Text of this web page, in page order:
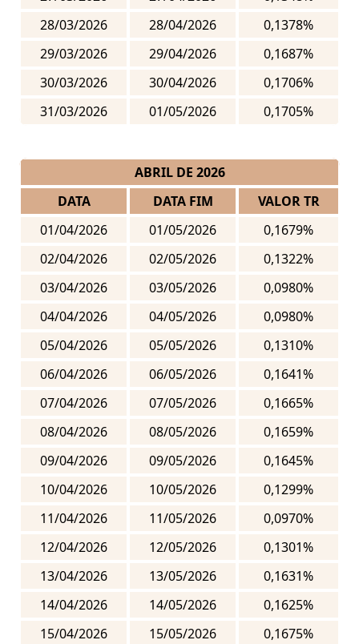
28/03/2026
28/04/2026
0,1378%
29/03/2026
29/04/2026
0,1687%
30/03/2026
30/04/2026
0,1706%
31/03/2026
01/05/2026 0,1705%
ABRIL DE 2026
DATA
DATA FIM
VALOR TR
01/04/2026
01/05/2026
0,1679%
02/04/2026
02/05/2026
0,1322%
03/04/2026
03/05/2026
0,0980%
04/04/2026
04/05/2026
0,0980%
05/04/2026
05/05/2026
0,1310%
06/04/2026
06/05/2026
0,1641%
07/04/2026
07/05/2026
0,1665%
08/04/2026
08/05/2026
0,1659%
09/04/2026
09/05/2026
0,1645%
10/04/2026
10/05/2026
0,1299%
11/04/2026
11/05/2026
0,0970%
12/04/2026
12/05/2026
0,1301%
13/04/2026
13/05/2026
0,1631%
14/04/2026
14/05/2026
0,1625%
15/04/2026
15/05/2026
0,1675%